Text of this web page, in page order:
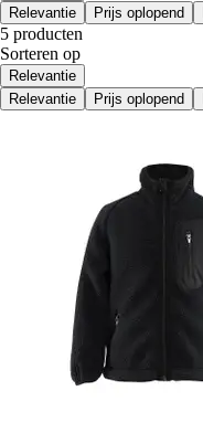
Relevantie
Prijs oplopend
5 producten
Sorteren op
Relevantie
Relevantie
Prijs oplopend